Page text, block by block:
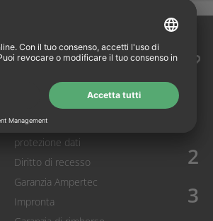
Informazioni
Riguardo a noi
Condizioni
protezione dati
Diritto di recesso
Garanzia Ampertec
Impronta